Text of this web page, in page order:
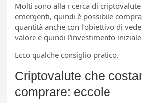
Molti sono alla ricerca di criptovalute
emergenti, quindi è possibile
quantità anche con l’obiettivo di
valore e quindi l’investimento iniziale.
Ecco qualche consiglio pratico.
Criptovalute che
comprare: eccole